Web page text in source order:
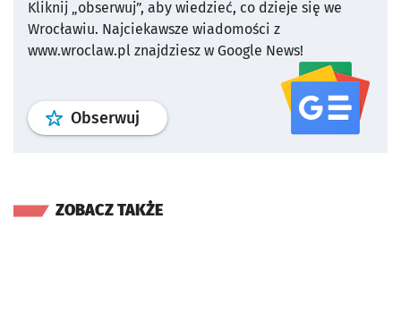
Kliknij „obserwuj”, aby wiedzieć, co dzieje się we
Wrocławiu. Najciekawsze wiadomości z
www.wroclaw.pl znajdziesz w Google News!
Obserwuj profil serwisu
ZOBACZ TAKŻE